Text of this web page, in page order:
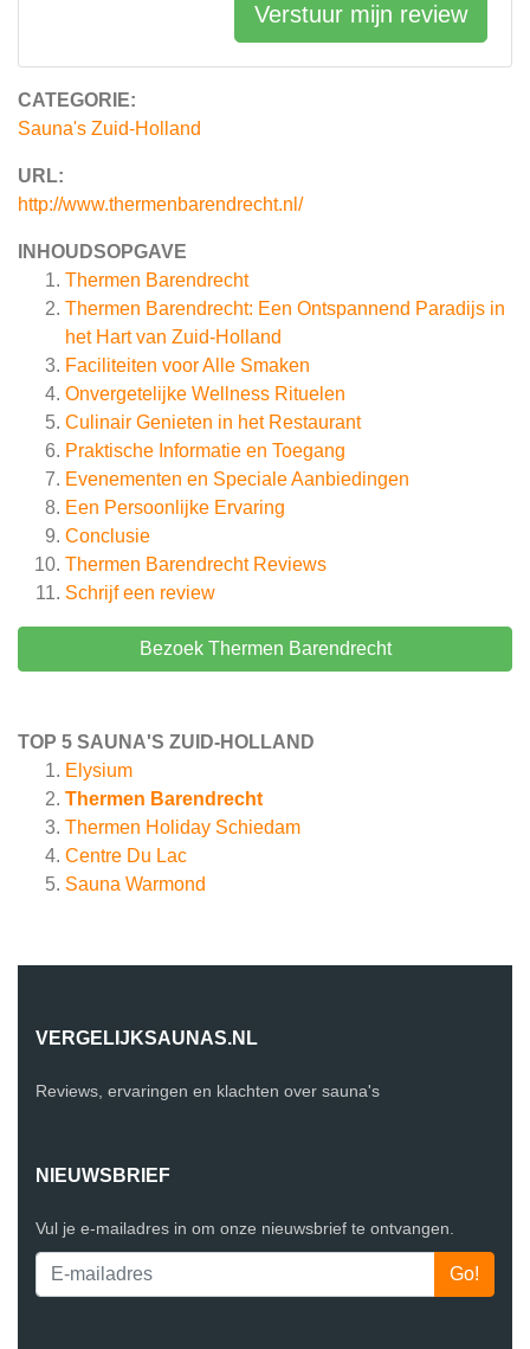
CATEGORIE:
Sauna's Zuid-Holland
URL:
http://www.thermenbarendrecht.nl/
INHOUDSOPGAVE
Thermen Barendrecht
Thermen Barendrecht: Een Ontspannend Paradijs in
het Hart van Zuid-Holland
Faciliteiten voor Alle Smaken
Onvergetelijke Wellness Rituelen
Culinair Genieten in het Restaurant
Praktische Informatie en Toegang
Evenementen en Speciale Aanbiedingen
Een Persoonlijke Ervaring
Conclusie
Thermen BarendrechtReviews
Schrijf een review
Bezoek Thermen Barendrecht
TOP 5 SAUNA'S ZUID-HOLLAND
Elysium
Thermen Barendrecht
Thermen Holiday Schiedam
Centre Du Lac
Sauna Warmond
Verstuur mijn review
VERGELIJKSAUNAS.NL
Reviews, ervaringen en klachten over sauna's
NIEUWSBRIEF
Vul je e-mailadres in om onze nieuwsbrief te ontvangen.